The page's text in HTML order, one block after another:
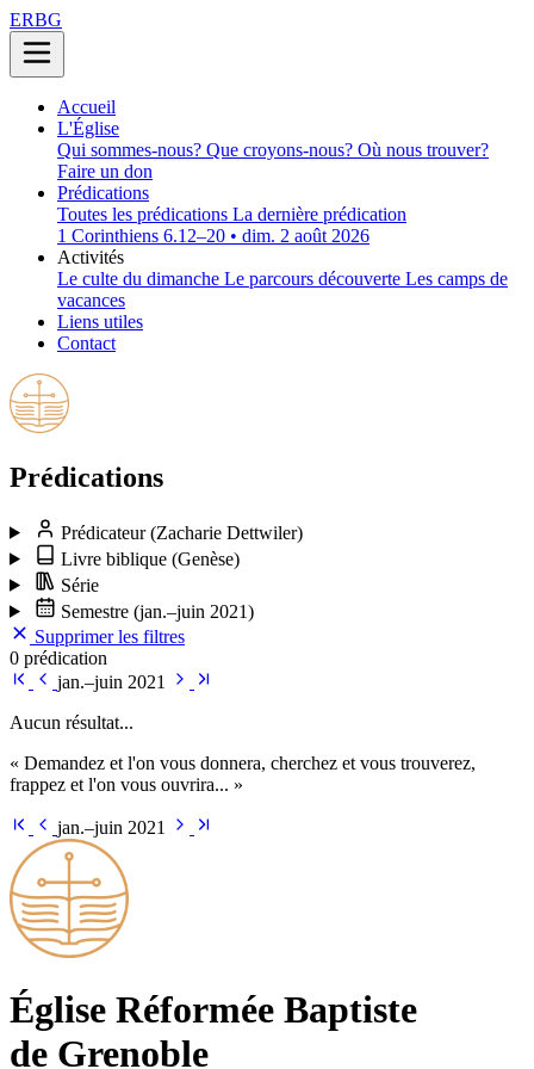
ERBG
Accueil
L'Église
Qui sommes-nous? Que croyons-nous? Où nous trouver?
Faire un don
Prédications
Toutes les prédications La dernière prédication
1 Corinthiens 6.12–20 • dim. 2 août 2026
Activités
Le culte du dimanche Le parcours découverte Les camps de
vacances
Liens utiles
Contact
Prédications
Prédicateur(Zacharie Dettwiler)
Livre biblique (Genèse)
Série
Semestre (jan.–juin 2021)
Supprimer les filtres
0 prédication
jan.–juin 2021
Aucun résultat...
« Demandez et l'on vous donnera, cherchez et vous trouverez,
frappez et l'on vous ouvrira... »
jan.–juin 2021
Église Ré­for­mée Bap­tiste
de Grenoble